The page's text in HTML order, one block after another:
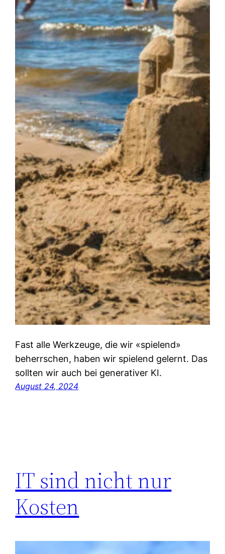
Fast alle Werkzeuge, die wir «spielend»
beherrschen, haben wir spielend gelernt. Das
sollten wir auch bei generativer KI.
August 24, 2024
IT sind nicht nur
Kosten